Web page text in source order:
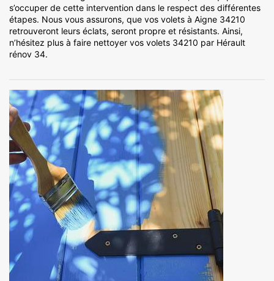
s’occuper de cette intervention dans le respect des différentes
étapes. Nous vous assurons, que vos volets à Aigne 34210
retrouveront leurs éclats, seront propre et résistants. Ainsi,
n’hésitez plus à faire nettoyer vos volets 34210 par Hérault
rénov 34.